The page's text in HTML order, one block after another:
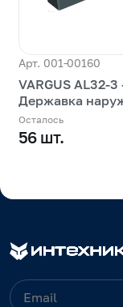
Арт. 001-00160
VARGUS AL32-3 —
Державка
резьбовая
Осталось
56 шт.